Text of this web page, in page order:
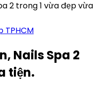
TPHCM
Nails Spa 2
tiện.